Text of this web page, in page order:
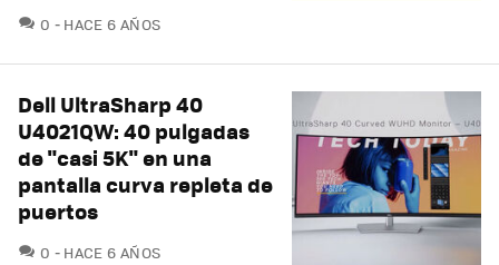
0 COMENTARIOS
HACE 6 AÑOS
Dell UltraSharp 40
U4021QW: 40 pulgadas
de "casi 5K" en una
pantalla curva repleta de
puertos
0 COMENTARIOS
HACE 6 AÑOS